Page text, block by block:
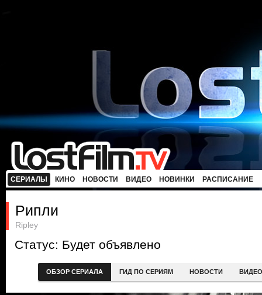
СЕРИАЛЫ КИНО НОВОСТИ ВИДЕО НОВИНКИ РАСПИСАНИЕ
Рипли
Ripley
Статус: Будет объявлено
ОБЗОР СЕРИАЛА ГИД ПО СЕРИЯМ НОВОСТИ ВИДЕО